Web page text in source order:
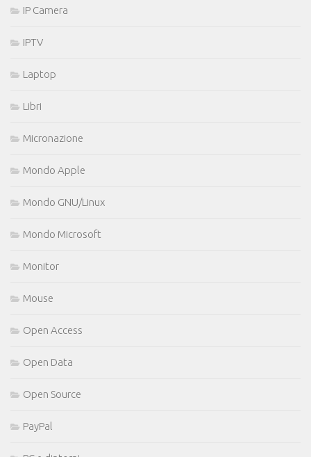
IP Camera
IPTV
Laptop
Libri
Micronazione
Mondo Apple
Mondo GNU/Linux
Mondo Microsoft
Monitor
Mouse
Open Access
Open Data
Open Source
PayPal